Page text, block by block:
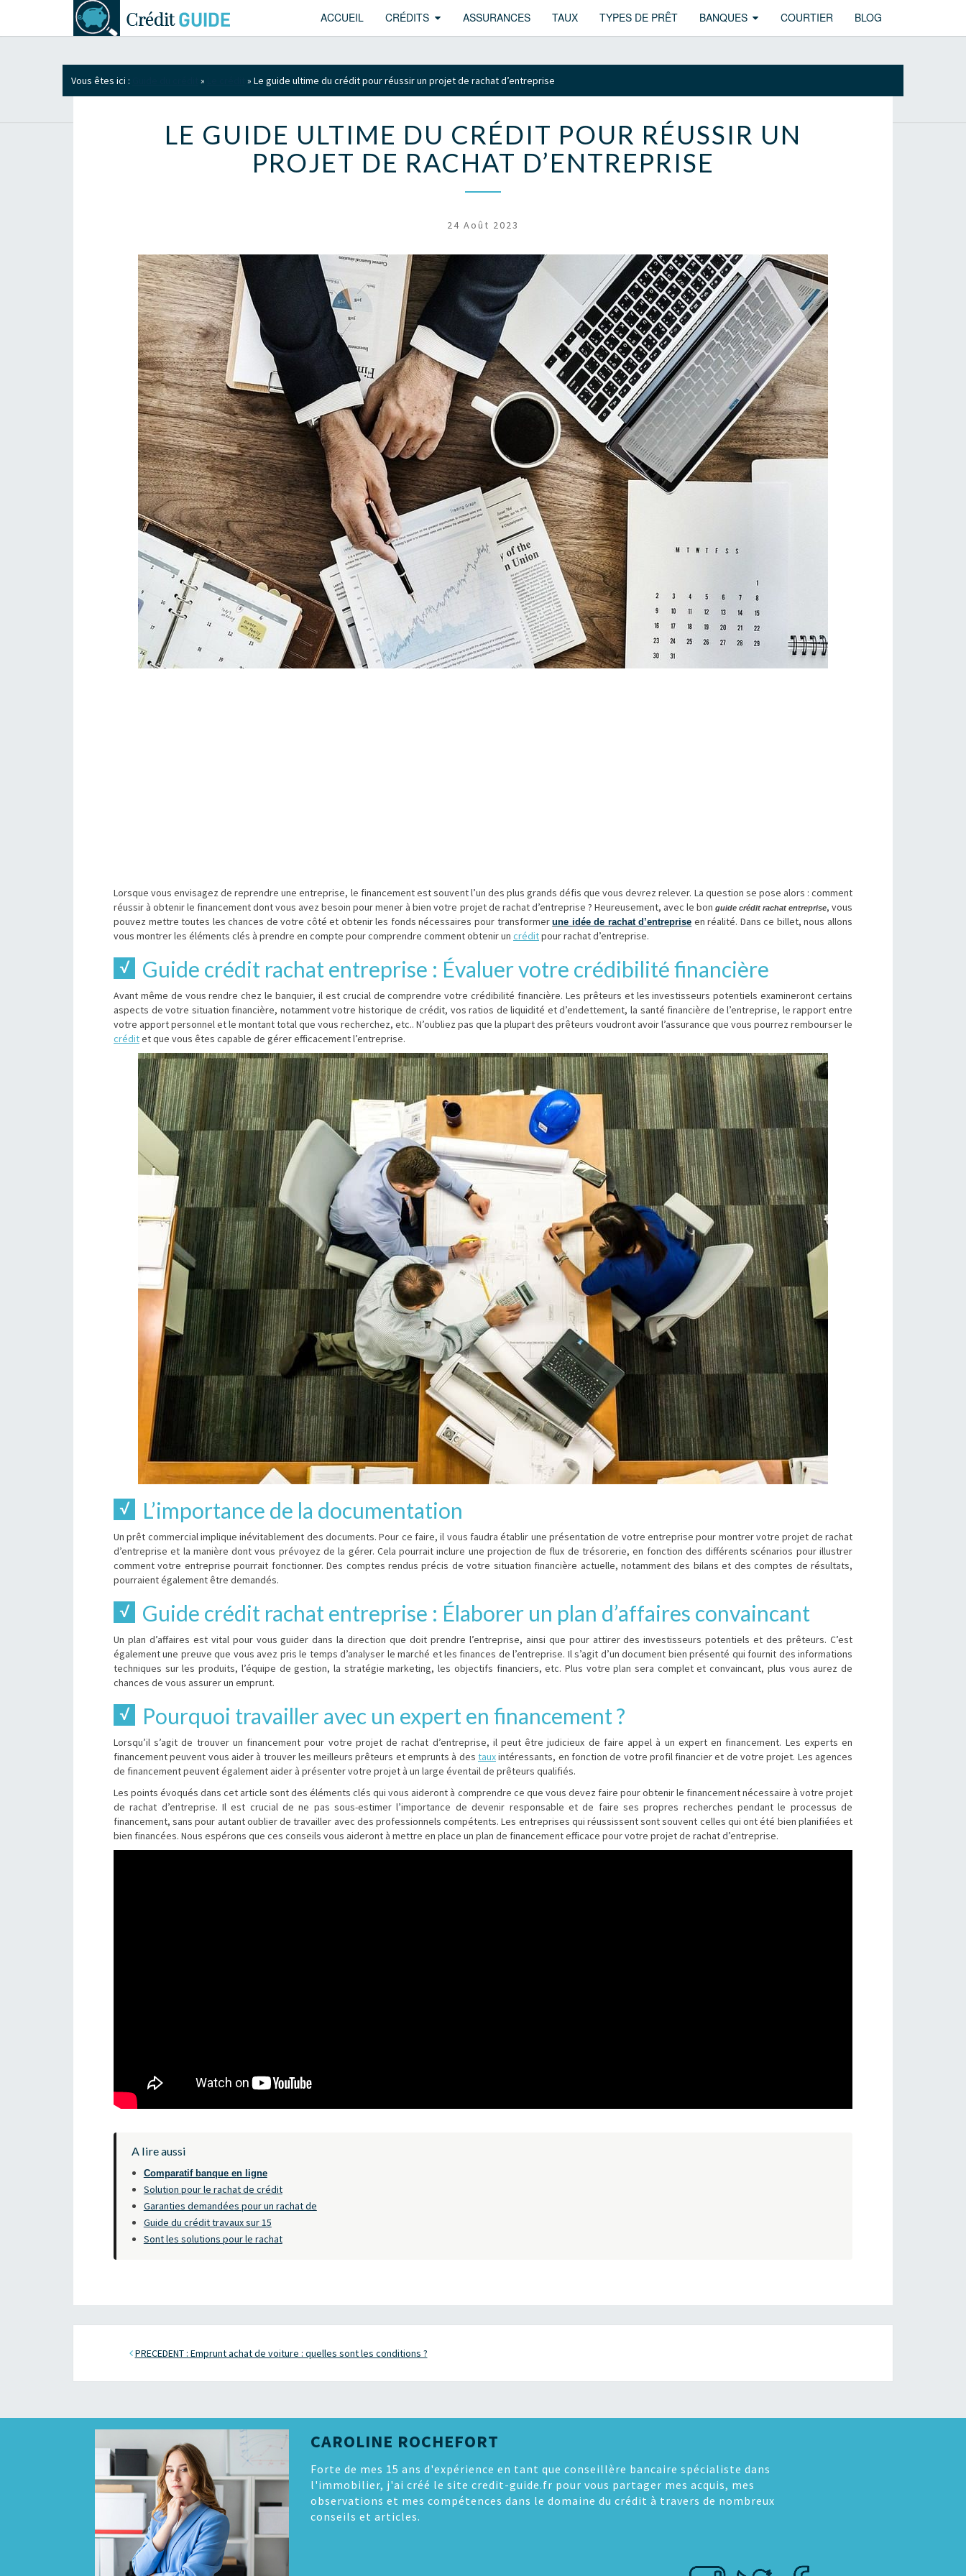
ACCUEIL CRÉDITS ASSURANCES TAUX TYPES DE PRÊT BANQUES COURTIER BLOG
Vous êtes ici : » » Le guide ultime du crédit pour réussir un projet de rachat d’entreprise
LE GUIDE ULTIME DU CRÉDIT POUR RÉUSSIR UN
PROJET DE RACHAT D’ENTREPRISE
24 Août 2023
Lorsque vous envisagez de reprendre une entreprise, le financement est souvent l’un des plus grands défis que vous devrez relever. La question se pose alors : comment
réussir à obtenir le financement dont vous avez besoin pour mener à bien votre projet de rachat d’entreprise ? Heureusement, avec le bon guide crédit rachat entreprise, vous
pouvez mettre toutes les chances de votre côté et obtenir les fonds nécessaires pour transformerune idée de rachat d’entreprise en réalité. Dans ce billet, nous allons
vous montrer les éléments clés à prendre en compte pour comprendre comment obtenir un créditpour rachat d’entreprise.
Guide crédit rachat entreprise : Évaluer votre crédibilité financière
Avant même de vous rendre chez le banquier, il est crucial de comprendre votre crédibilité financière. Les prêteurs et les investisseurs potentiels examineront certains
aspects de votre situation financière, notamment votre historique de crédit, vos ratios de liquidité et d’endettement, la santé financière de l’entreprise, le rapport entre
votre apport personnel et le montant total que vous recherchez, etc.. N’oubliez pas que la plupart des prêteurs voudront avoir l’assurance que vous pourrez rembourser le
créditet que vous êtes capable de gérer efficacement l’entreprise.
L’importance de la documentation
Un prêt commercial implique inévitablement des documents. Pour ce faire, il vous faudra établir une présentation de votre entreprise pour montrer votre projet de rachat
d’entreprise et la manière dont vous prévoyez de la gérer. Cela pourrait inclure une projection de flux de trésorerie, en fonction des différents scénarios pour illustrer
comment votre entreprise pourrait fonctionner. Des comptes rendus précis de votre situation financière actuelle, notamment des bilans et des comptes de résultats,
pourraient également être demandés.
Guide crédit rachat entreprise : Élaborer un plan d’affaires convaincant
Un plan d’affaires est vital pour vous guider dans la direction que doit prendre l’entreprise, ainsi que pour attirer des investisseurs potentiels et des prêteurs. C’est
également une preuve que vous avez pris le temps d’analyser le marché et les finances de l’entreprise. Il s’agit d’un document bien présenté qui fournit des informations
techniques sur les produits, l’équipe de gestion, la stratégie marketing, les objectifs financiers, etc. Plus votre plan sera complet et convaincant, plus vous aurez de
chances de vous assurer un emprunt.
Pourquoi travailler avec un expert en financement ?
Lorsqu’il s’agit de trouver un financement pour votre projet de rachat d’entreprise, il peut être judicieux de faire appel à un expert en financement. Les experts en
financement peuvent vous aider à trouver les meilleurs prêteurs et emprunts à des tauxintéressants, en fonction de votre profil financier et de votre projet. Les agences
de financement peuvent également aider à présenter votre projet à un large éventail de prêteurs qualifiés.
Les points évoqués dans cet article sont des éléments clés qui vous aideront à comprendre ce que vous devez faire pour obtenir le financement nécessaire à votre projet
de rachat d’entreprise. Il est crucial de ne pas sous-estimer l’importance de devenir responsable et de faire ses propres recherches pendant le processus de
financement, sans pour autant oublier de travailler avec des professionnels compétents. Les entreprises qui réussissent sont souvent celles qui ont été bien planifiées et
bien financées. Nous espérons que ces conseils vous aideront à mettre en place un plan de financement efficace pour votre projet de rachat d’entreprise.
A lire aussi
Comparatif banque en ligne
Solution pour le rachat de crédit
Garanties demandées pour un rachat de
Guide du crédit travaux sur 15
Sont les solutions pour le rachat
PRECEDENT : Emprunt achat de voiture : quelles sont les conditions ?
CAROLINE ROCHEFORT
Forte de mes 15 ans d'expérience en tant que conseillère bancaire spécialiste dans
l'immobilier, j'ai créé le site credit-guide.fr pour vous partager mes acquis, mes
observations et mes compétences dans le domaine du crédit à travers de nombreux
conseils et articles.